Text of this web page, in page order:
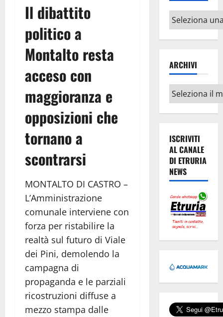
Il dibattito
politico a
Montalto resta
acceso con
maggioranza e
opposizioni che
tornano a
scontrarsi
MONTALTO DI CASTRO –
L’Amministrazione
comunale interviene con
forza per ristabilire la
realtà sul futuro di Viale
dei Pini, demolendo la
campagna di
propaganda e le parziali
ricostruzioni diffuse a
mezzo stampa dalle
Altri
argomenti
ARCHIVI
Archivi
ISCRIVITI
AL CANALE
DI ETRURIA
NEWS